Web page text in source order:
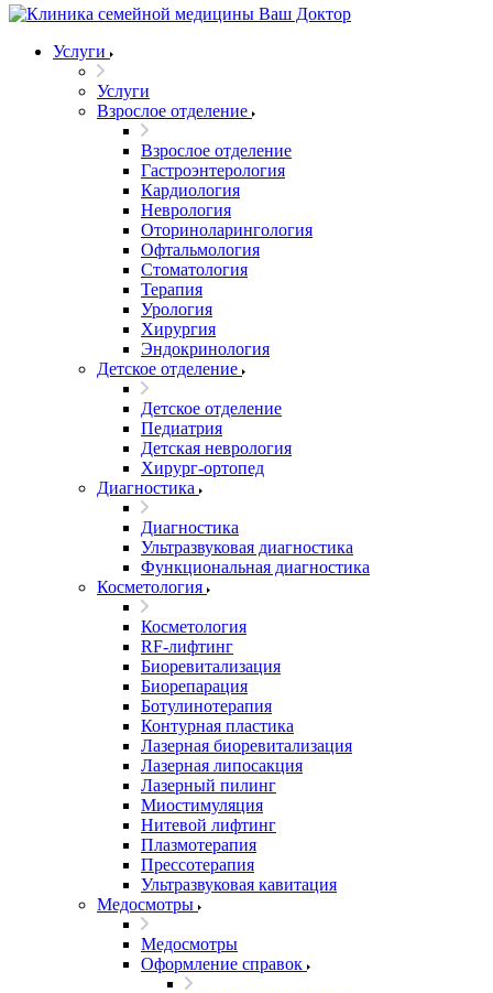
Услуги
Услуги
Взрослое отделение
Взрослое отделение
Гастроэнтерология
Кардиология
Неврология
Оториноларингология
Офтальмология
Стоматология
Терапия
Урология
Хирургия
Эндокринология
Детское отделение
Детское отделение
Педиатрия
Детская неврология
Хирург-ортопед
Диагностика
Диагностика
Ультразвуковая диагностика
Функциональная диагностика
Косметология
Косметология
RF-лифтинг
Биоревитализация
Биорепарация
Ботулинотерапия
Контурная пластика
Лазерная биоревитализация
Лазерная липосакция
Лазерный пилинг
Миостимуляция
Нитевой лифтинг
Плазмотерапия
Прессотерапия
Ультразвуковая кавитация
Медосмотры
Медосмотры
Оформление справок